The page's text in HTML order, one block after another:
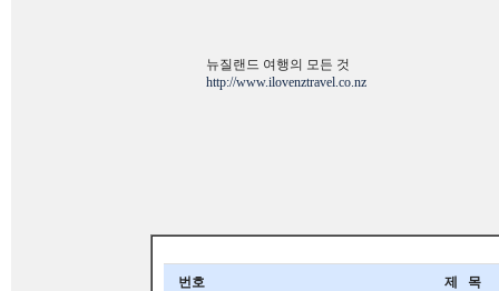
뉴질랜드 여행의 모든 것
http://www.ilovenztravel.co.nz
번호 제 목